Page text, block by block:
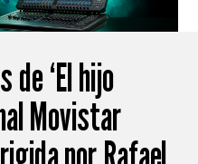
de ‘El hijo
Movistar